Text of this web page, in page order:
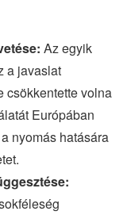
Az egyik
a javaslat
csökkentette volna
Európában
nyomás hatására